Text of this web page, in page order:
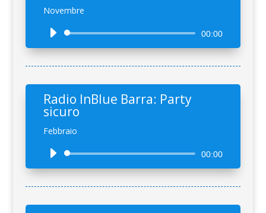
Novembre
Audio
Player
00:00
Radio InBlue Barra: Party
sicuro
Febbraio
Audio
Player
00:00